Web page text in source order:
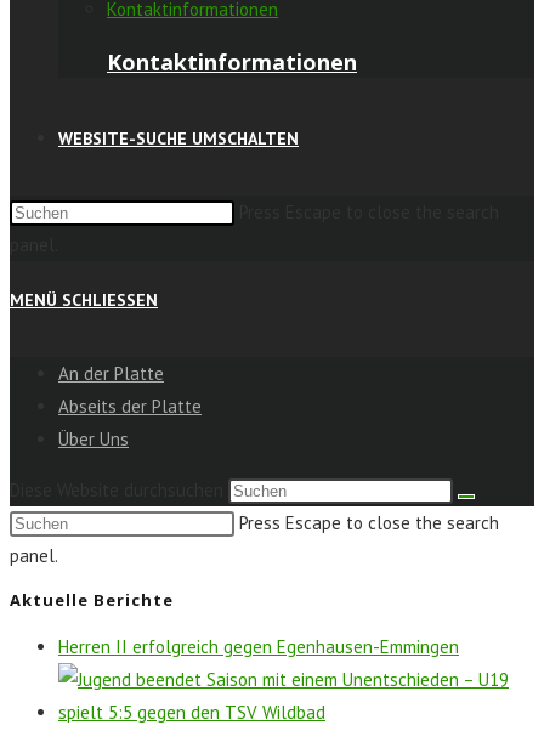
Kontaktinformationen
WEBSITE-SUCHE UMSCHALTEN
MENÜ SCHLIESSEN
An der Platte
Abseits der Platte
Über Uns
Press Escape to close the search
panel.
Aktuelle Berichte
Herren II erfolgreich gegen Egenhausen-Emmingen